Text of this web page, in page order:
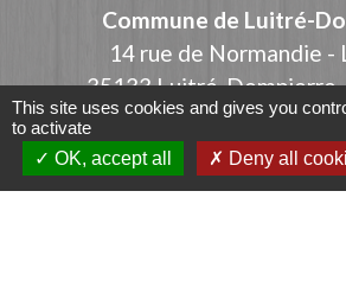
Commune de Luitré-
14 rue de Normandie -
35133 Luitré-Dompierre
+33 2 99 97 91
Contact par
This site uses cookies and gives you
to activate
OK, accept all
Deny all